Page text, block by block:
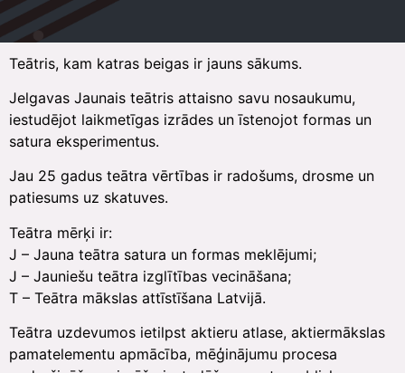
Teātris, kam katras beigas ir jauns sākums.
Jelgavas Jaunais teātris attaisno savu nosaukumu,
iestudējot laikmetīgas izrādes un īstenojot formas un
satura eksperimentus.
Jau 25 gadus teātra vērtības ir radošums, drosme un
patiesums uz skatuves.
Teātra mērķi ir:
J – Jauna teātra satura un formas meklējumi;
J – Jauniešu teātra izglītības vecināšana;
T – Teātra mākslas attīstīšana Latvijā.
Teātra uzdevumos ietilpst aktieru atlase, aktiermākslas
pamatelementu apmācība, mēģinājumu procesa